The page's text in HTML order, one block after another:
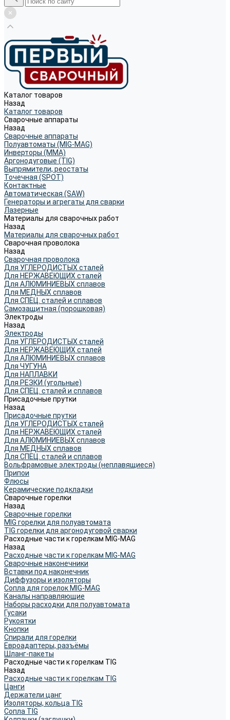
Каталог товаров
Назад
Каталог товаров
Сварочные аппараты
Назад
Сварочные аппараты
Полуавтоматы (MIG-MAG)
Инверторы (MMA)
Аргонодуговые (TIG)
Выпрямители, реостаты
Точечная (SPOT)
Контактные
Автоматическая (SAW)
Генераторы и агрегаты для сварки
Лазерные
Материалы для сварочных работ
Назад
Материалы для сварочных работ
Сварочная проволока
Назад
Сварочная проволока
Для УГЛЕРОДИСТЫХ сталей
Для НЕРЖАВЕЮЩИХ сталей
Для АЛЮМИНИЕВЫХ сплавов
Для МЕДНЫХ сплавов
Для СПЕЦ. сталей и сплавов
Самозащитная (порошковая)
Электроды
Назад
Электроды
Для УГЛЕРОДИСТЫХ сталей
Для НЕРЖАВЕЮЩИХ сталей
Для АЛЮМИНИЕВЫХ сплавов
Для ЧУГУНА
Для НАПЛАВКИ
Для РЕЗКИ (угольные)
Для СПЕЦ. сталей и сплавов
Присадочные прутки
Назад
Присадочные прутки
Для УГЛЕРОДИСТЫХ сталей
Для НЕРЖАВЕЮЩИХ сталей
Для АЛЮМИНИЕВЫХ сплавов
Для МЕДНЫХ сплавов
Для СПЕЦ. сталей и сплавов
Вольфрамовые электроды (неплавящиеся)
Припои
Флюсы
Керамические подкладки
Сварочные горелки
Назад
Сварочные горелки
MIG горелки для полуавтомата
TIG горелки для аргонодуговой сварки
Расходные части к горелкам MIG-MAG
Назад
Расходные части к горелкам MIG-MAG
Сварочные наконечники
Вставки под наконечник
Диффузоры и изоляторы
Сопла для горелок MIG-MAG
Каналы направляющие
Наборы расходки для полуавтомата
Гусаки
Рукоятки
Кнопки
Спирали для горелки
Евроадаптеры, разъёмы
Шланг-пакеты
Расходные части к горелкам TIG
Назад
Расходные части к горелкам TIG
Цанги
Держатели цанг
Изоляторы, кольца TIG
Сопла TIG